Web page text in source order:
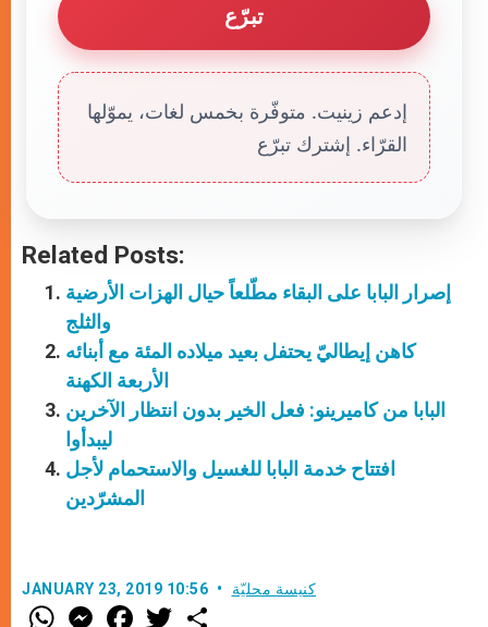
تبرّع
إدعم زينيت. متوفّرة بخمس لغات، يموّلها
القرّاء. إشترك تبرّع
Related Posts:
إصرار البابا على البقاء مطّلعاً حيال الهزات الأرضية
والثلج
كاهن إيطاليّ يحتفل بعيد ميلاده المئة مع أبنائه
الأربعة الكهنة
البابا من كاميرينو: فعل الخير بدون انتظار الآخرين
ليبدأوا
افتتاح خدمة البابا للغسيل والاستحمام لأجل
المشرّدين
JANUARY 23, 2019 10:56 كنيسة محليّة
W M F